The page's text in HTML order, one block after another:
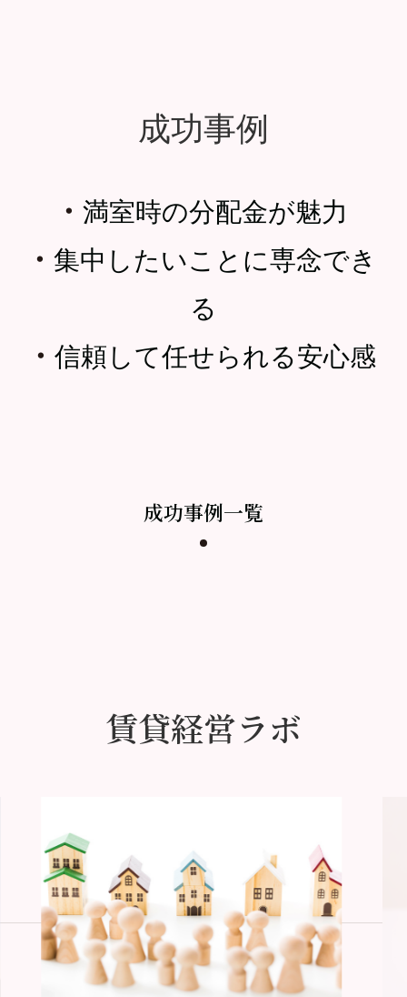
成功事例
・ 満室時の分配金が魅力
・ 集中したいことに専念でき
る
・ 信頼して任せられる安心感
成功事例一覧
賃貸経営ラボ